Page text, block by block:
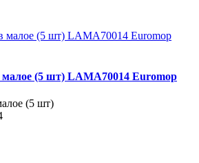
малое (5 шт) LAMA70014 Euromop
(5 шт)